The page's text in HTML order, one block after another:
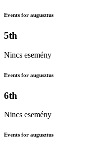
Events for augusztus
5th
Nincs esemény
Events for augusztus
6th
Nincs esemény
Events for augusztus